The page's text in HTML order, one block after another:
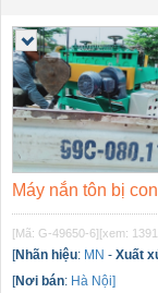
Máy nắn tôn bị
[Mã: G-49650-6][xem:
[Nhãn hiệu: MN - Xuất
[Nơi bán: Hà Nội]